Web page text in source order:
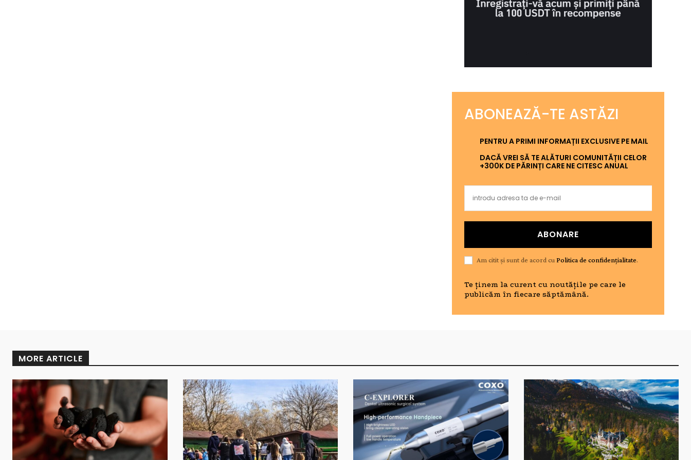
ABONEAZĂ-TE ASTĂZI
PENTRU A PRIMI INFORMAȚII EXCLUSIVE PE MAIL
DACĂ VREI SĂ TE ALĂTURI COMUNITĂȚII CELOR
+300K DE PĂRINȚI CARE NE CITESC ANUAL
ABONARE
Am citit și sunt de acord cuPolitica de confidențialitate.
Te ținem la curent cu noutățile pe care le
publicăm în fiecare săptămână.
MORE ARTICLE